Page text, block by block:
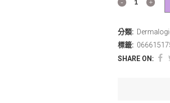
分類:
標籤:
SHARE ON: